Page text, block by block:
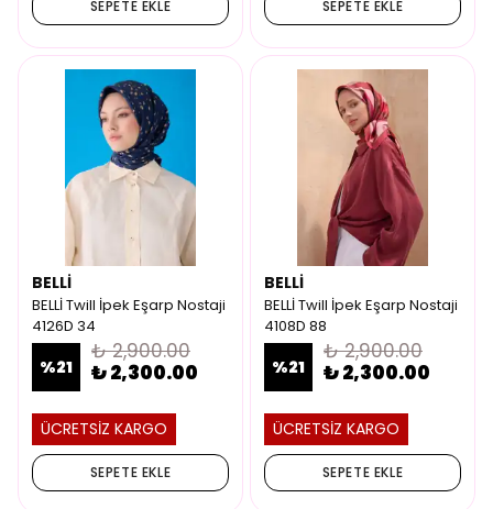
SEPETE EKLE SEPETE EKLE
BELLİ
BELLİ Twill İpek Eşarp Nostaji
4126D 34
%21
₺ 2,900.00
₺ 2,300.00
ÜCRETSİZ KARGO
SEPETE EKLE
BELLİ
BELLİ Twill İpek Eşarp Nostaji
4108D 88
%21
₺ 2,900.00
₺ 2,300.00
ÜCRETSİZ KARGO
SEPETE EKLE